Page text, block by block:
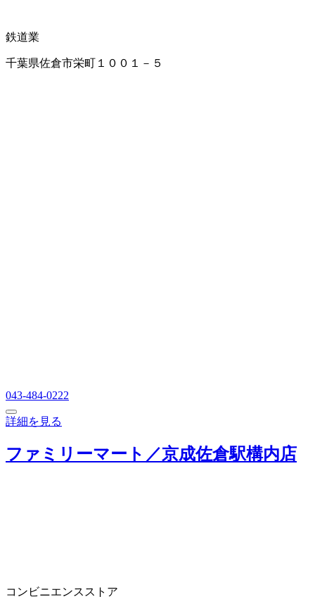
鉄道業
千葉県佐倉市栄町１００１－５
043-484-0222
詳細を見る
ファミリーマート／京成佐倉駅構内店
コンビニエンスストア